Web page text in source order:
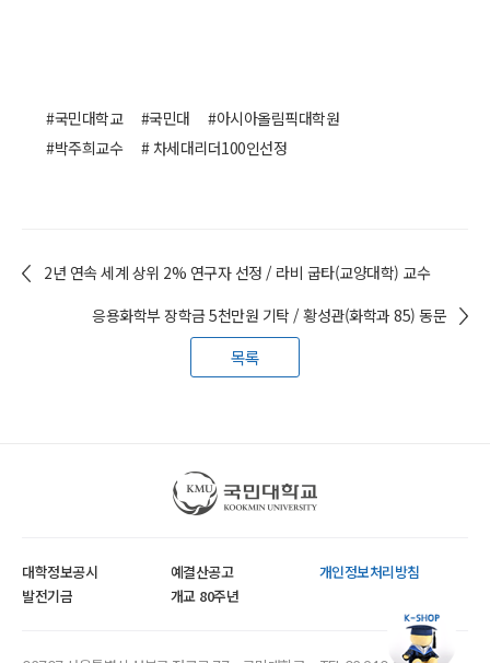
#국민대학교 #국민대
#아시아올림픽대학원
#박주희교수
# 차세대리더100인선정
2년 연속 세계 상위 2% 연구자 선정 / 라비 굽타(교양대학) 교수
응용화학부 장학금 5천만원 기탁 / 황성관(화학과 85) 동문
목록
국민대학교
대학정보공시 예결산공고
개인정보처리방침
발전기금
개교 80주년